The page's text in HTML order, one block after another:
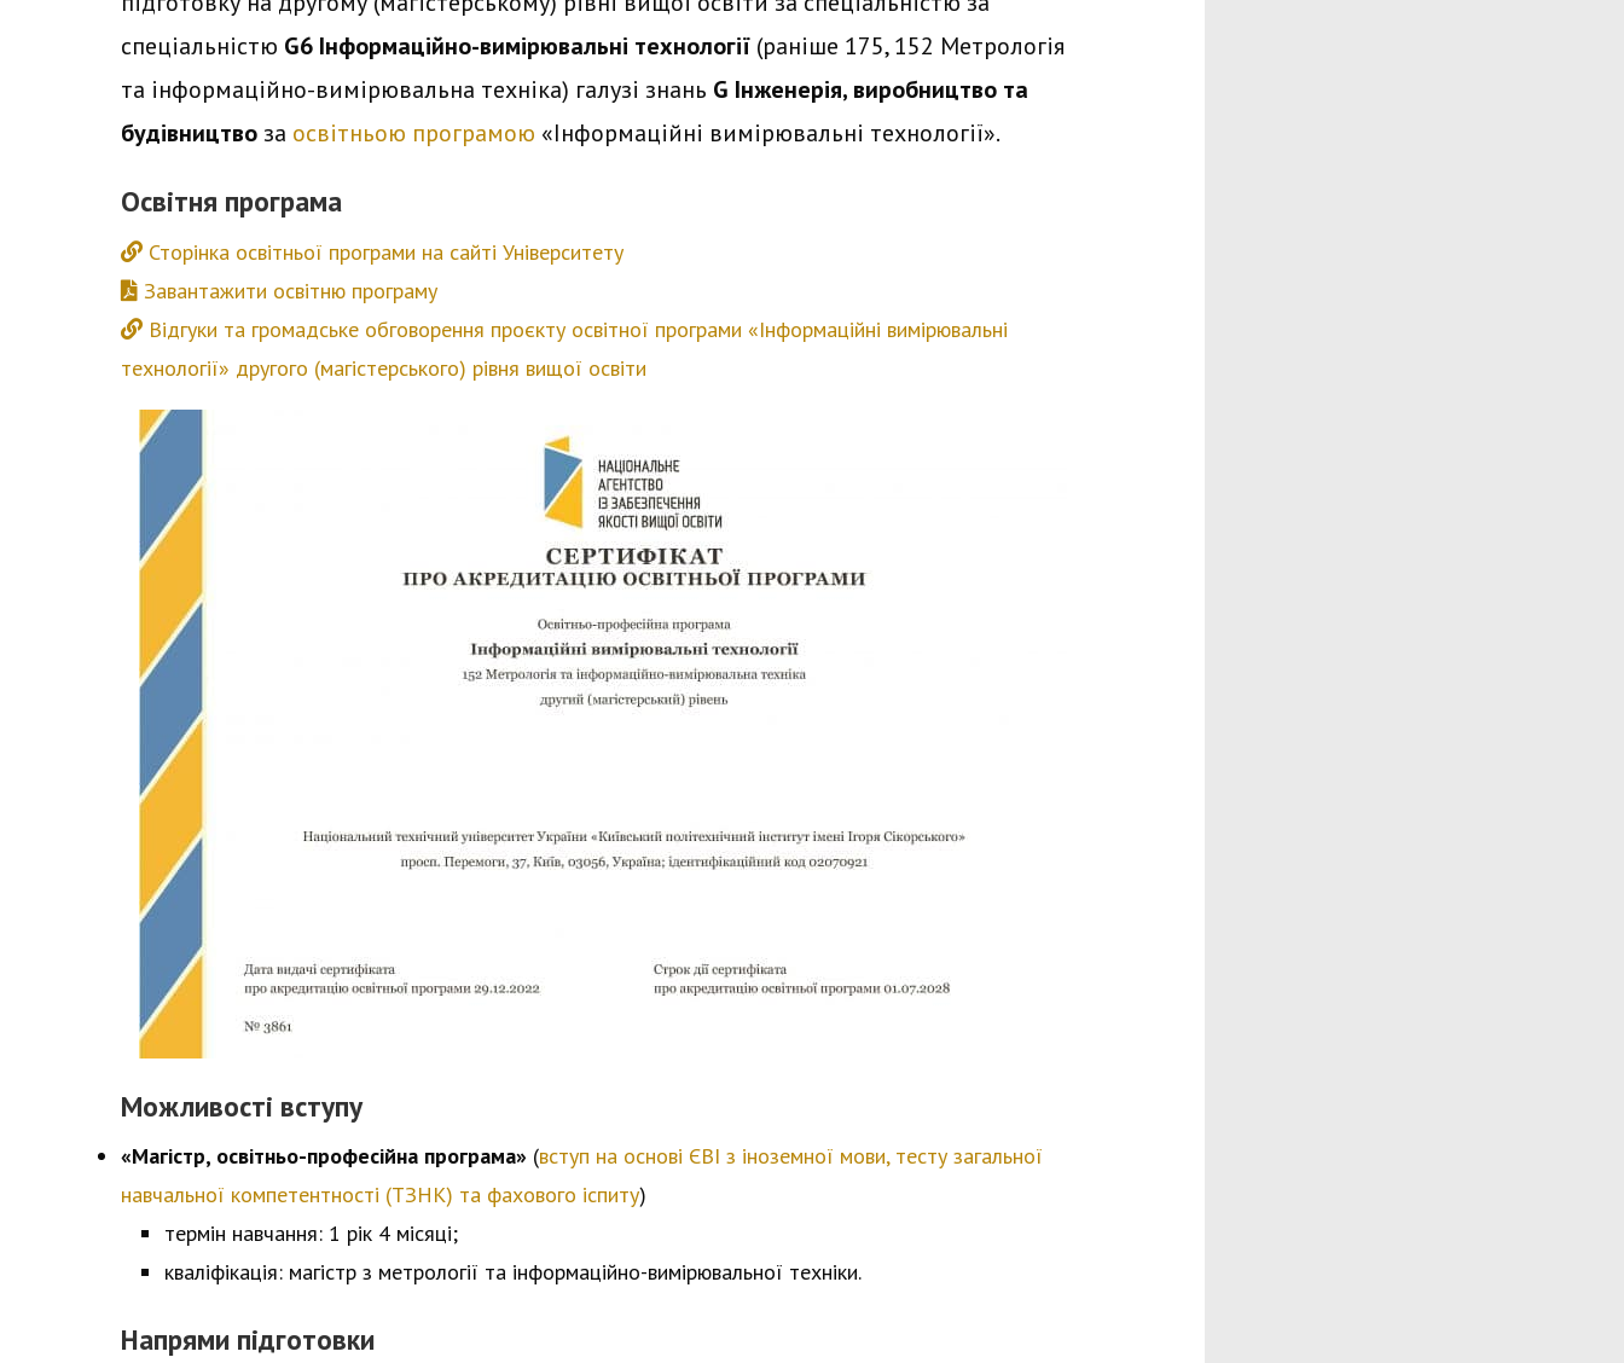
спеціальністю G6 Інформаційно-вимірювальні технології(раніше 175, 152 Метрологія
та інформаційно-вимірювальна техніка) галузі знань G Інженерія, виробництво та
будівництвоза освітньою програмою «Інформаційні вимірювальні технології».
Освітня програма
Сторінка освітньої програми на сайті Університету
Завантажити освітню програму
Відгуки та громадське обговорення проєкту освітної програми «Інформаційні вимірювальні
технології» другого (магістерського) рівня вищої освіти
Можливості вступу
«Магістр, освітньо-професійна програма» (вступ на основі ЄВІ з іноземної мови, тесту загальної
навчальної компетентності (ТЗНК) та фахового іспиту)
термін навчання: 1 рік 4 місяці;
кваліфікація: магістр з метрології та інформаційно-вимірювальної техніки.
Напрями підготовки